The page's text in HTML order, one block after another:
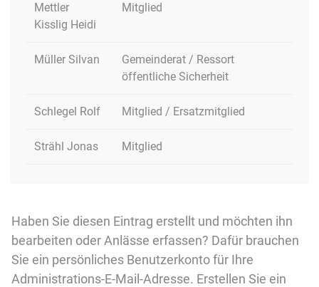
Mettler
Kisslig Heidi
Mitglied
Müller Silvan
Gemeinderat / Ressort
öffentliche Sicherheit
Schlegel Rolf Mitglied / Ersatzmitglied
Strähl Jonas Mitglied
Haben Sie diesen Eintrag erstellt und möchten ihn
bearbeiten oder Anlässe erfassen? Dafür brauchen
Sie ein persönliches Benutzerkonto für Ihre
Administrations-E-Mail-Adresse. Erstellen Sie ein